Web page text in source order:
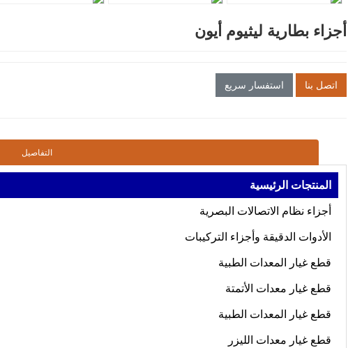
أجزاء بطارية ليثيوم أيون
اتصل بنا استفسار سريع
التفاصيل
المنتجات الرئيسية
أجزاء نظام الاتصالات البصرية
الأدوات الدقيقة وأجزاء التركيبات
قطع غيار المعدات الطبية
قطع غيار معدات الأتمتة
قطع غيار المعدات الطبية
قطع غيار معدات الليزر